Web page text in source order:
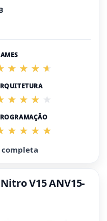
completa
V15 ANV15-